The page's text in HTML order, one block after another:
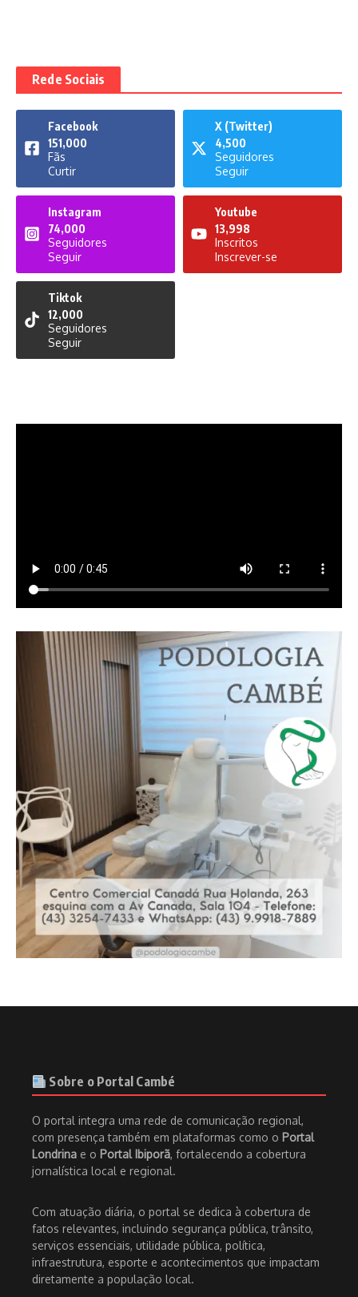
Rede Sociais
Facebook
151,000
Fãs
Curtir
X (Twitter)
4,500
Seguidores
Seguir
Instagram
74,000
Seguidores
Seguir
Youtube
13,998
Inscritos
Inscrever-se
Tiktok
12,000
Seguidores
Seguir
Sobre o Portal Cambé
O portal integra uma rede de comunicação regional,
com presença também em plataformas como o Portal
Londrina e o Portal Ibiporã, fortalecendo a cobertura
jornalística local e regional.
Com atuação diária, o portal se dedica à cobertura de
fatos relevantes, incluindo segurança pública, trânsito,
serviços essenciais, utilidade pública, política,
infraestrutura, esporte e acontecimentos que impactam
diretamente a população local.